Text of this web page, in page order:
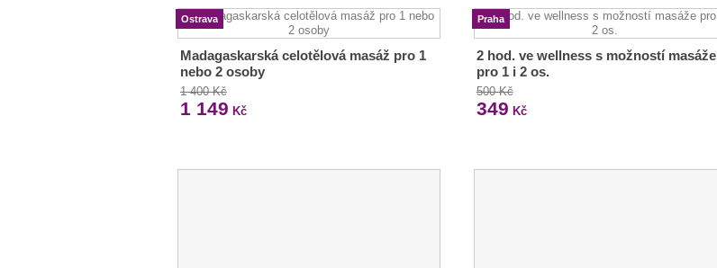
Ostrava
Madagaskarská celotělová masáž pro 1
nebo 2 osoby
1 400 Kč
1 149 Kč
Praha
2 hod. ve wellness s možností masáže
pro 1 i 2 os.
500 Kč
349 Kč